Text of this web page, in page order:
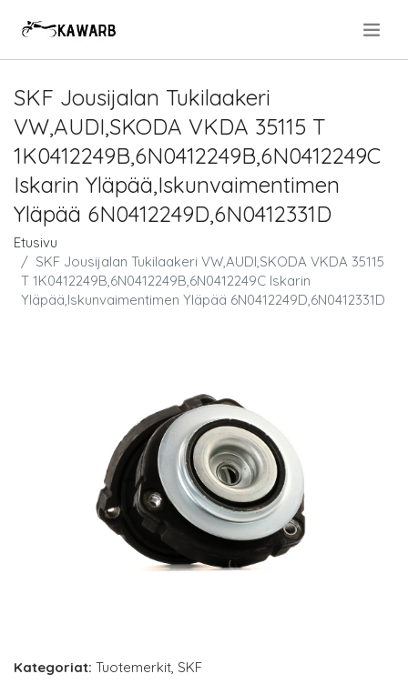
SKF Jousijalan Tukilaakeri
VW,AUDI,SKODA VKDA 35115 T
1K0412249B,6N0412249B,6N0412249C
Iskarin Yläpää,Iskunvaimentimen
Yläpää 6N0412249D,6N0412331D
Etusivu
SKF Jousijalan Tukilaakeri VW,AUDI,SKODA VKDA 35115
T 1K0412249B,6N0412249B,6N0412249C Iskarin
Yläpää,Iskunvaimentimen Yläpää 6N0412249D,6N0412331D
Kategoriat: Tuotemerkit, SKF